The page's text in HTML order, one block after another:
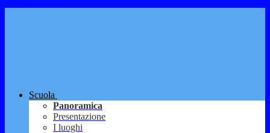
Scuola
Panoramica
Presentazione
I luoghi